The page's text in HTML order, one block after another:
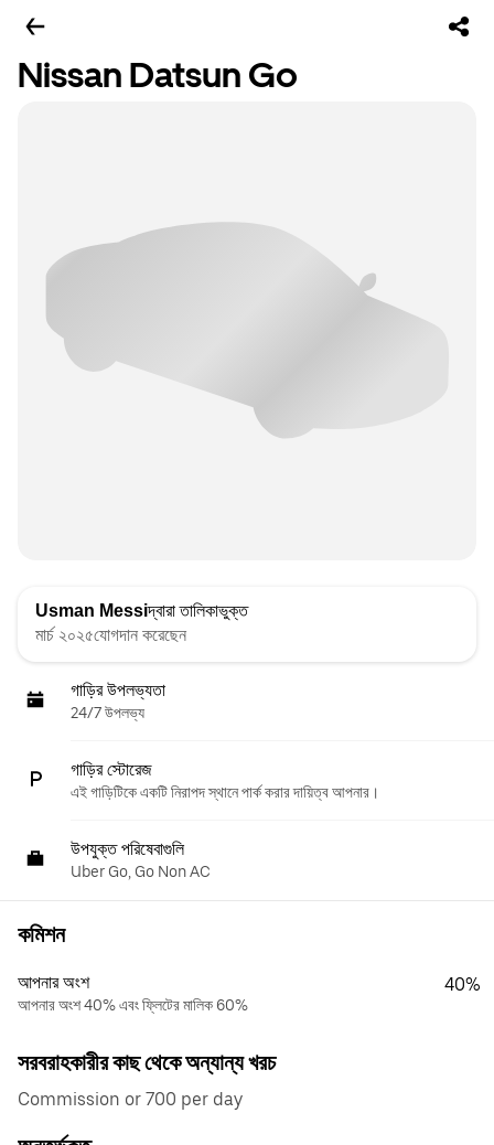
Nissan Datsun Go
Usman Messiদ্বারা তালিকাভুক্ত
মার্চ ২০২৫যোগদান করেছেন
গাড়ির উপলভ্যতা
24/7 উপলভ্য
গাড়ির স্টোরেজ
এই গাড়িটিকে একটি নিরাপদ স্থানে পার্ক করার দায়িত্ব আপনার।
উপযুক্ত পরিষেবাগুলি
Uber Go, Go Non AC
কমিশন
আপনার অংশ
আপনার অংশ 40% এবং ফ্লিটের মালিক 60%
40%
সরবরাহকারীর কাছ থেকে অন্যান্য খরচ
Commission or 700 per day